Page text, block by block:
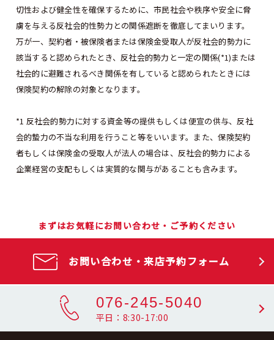
切性および健全性を確保するために、市民社会や秩序や安全に脅
虜を与える反社会的性勢力との関係遮断を徹底してまいります。
万が一、契約者・被保険者または保険金受取人が反社会的勢力に
該当すると認められたとき、反社会的勢力と一定の関係(*1)または
社会的に避難されるべき関係を有していると認められたときには
保険契約の解除の対象となります。
*1 反社会的勢力に対する資金等の提供もしくは便宣の供与、反社
会的蟄力の不当な利用を行うこと等をいいます。また、保険契約
者もしくは保険金の受取人が法人の場合は、反社会的勢力による
企業経営の支配もしくは実質的な関与があることも含みます。
まずはお気軽にお問い合わせ・ご予約ください
お問い合わせ・来店予約フォーム
076-245-5040
平日：8:30-17:00